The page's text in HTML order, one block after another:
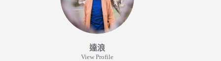
達浪
View Profile